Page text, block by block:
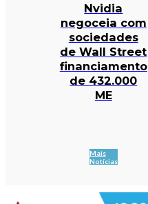
Nvidia
negoceia com
sociedades
de Wall Street
financiamento
de 432.000
ME
Mais
Notícias